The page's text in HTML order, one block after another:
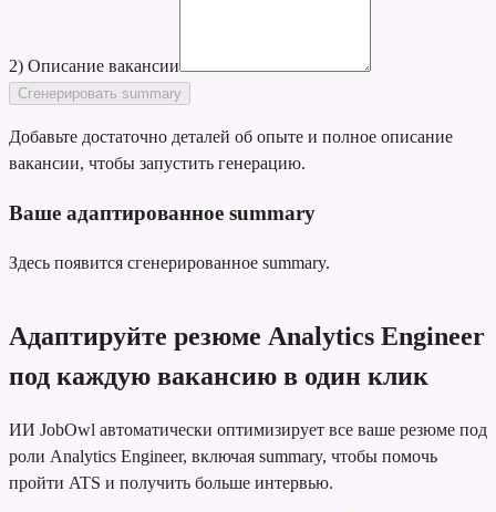
2) Описание вакансии
Сгенерировать summary
Добавьте достаточно деталей об опыте и полное описание
вакансии, чтобы запустить генерацию.
Ваше адаптированное summary
Здесь появится сгенерированное summary.
Адаптируйте резюме Analytics Engineer
под каждую вакансию в один клик
ИИ JobOwl автоматически оптимизирует все ваше резюме под
роли Analytics Engineer, включая summary, чтобы помочь
пройти ATS и получить больше интервью.